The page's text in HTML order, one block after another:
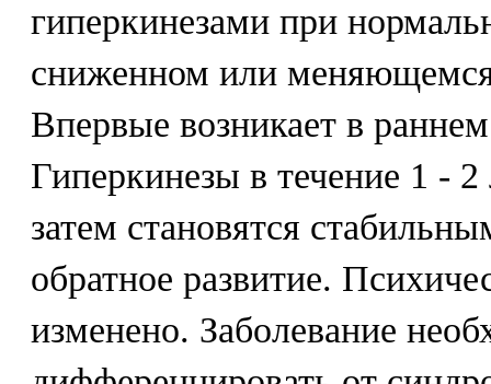
гиперкинезами при
сниженном или
Впервые возникает в
Гиперкинезы в течение 1 - 2
затем становятся
обратное развитие.
изменено. Заболевание